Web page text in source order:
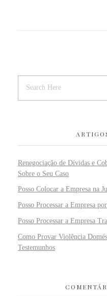
Renegociação de Dívidas e
Sobre o Seu Caso
Posso Colocar a Empresa na
Posso Processar a Empresa
Posso Processar a Empresa
Como Provar Violência
Testemunhos